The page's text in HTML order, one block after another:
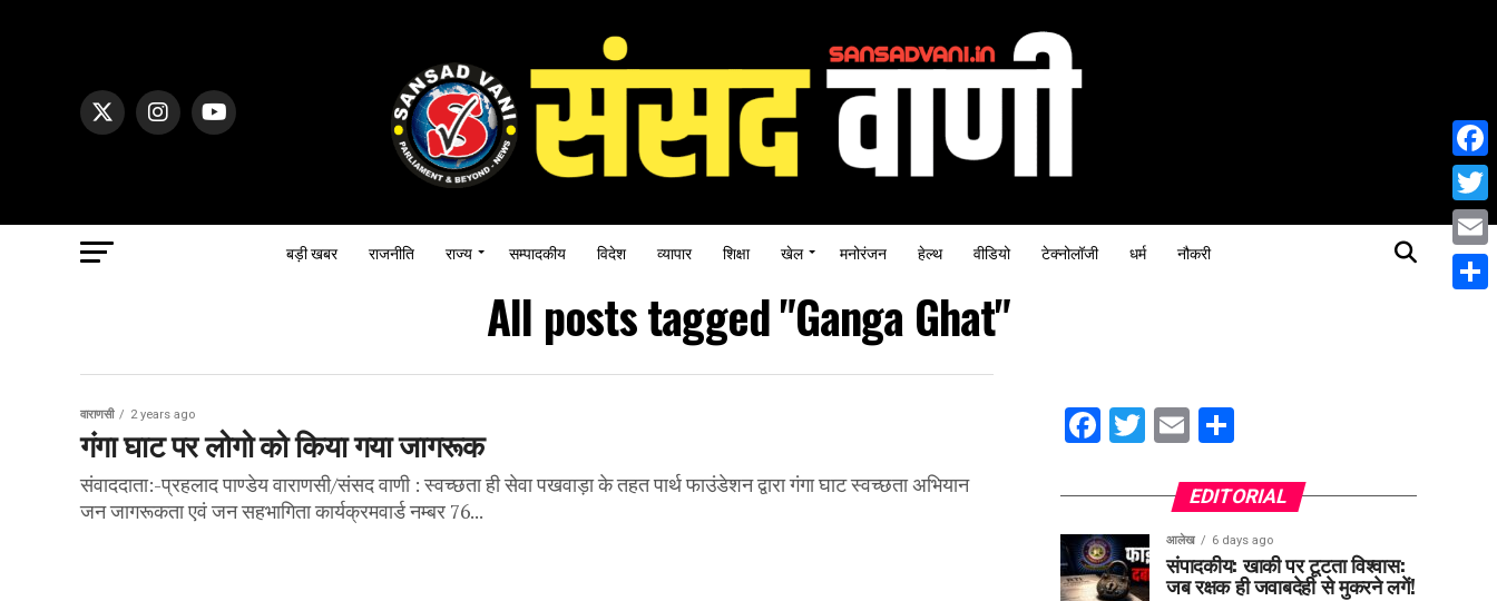
बड़ी खबर राजनीति राज्य सम्पादकीय विदेश व्यापार शिक्षा खेल मनोरंजन हेल्थ वीडियो टेक्नोलॉजी धर्म नौकरी
All posts tagged "Ganga Ghat"
वाराणसी 2 years ago
गंगा घाट पर लोगो को किया गया जागरूक
संवाददाता:-प्रहलाद पाण्डेय वाराणसी/संसद वाणी : स्वच्छता ही सेवा पखवाड़ा के तहत पार्थ फाउंडेशन द्वारा गंगा घाट स्वच्छता अभियान
जन जागरूकता एवं जन सहभागिता कार्यक्रमवार्ड नम्बर 76...
Facebook
Twitter
Email
EDITORIAL
आलेख 6 days ago
संपादकीय: खाकी पर टूटता विश्वास:
जब रक्षक ही जवाबदेही से मुकरने लगें!
Email